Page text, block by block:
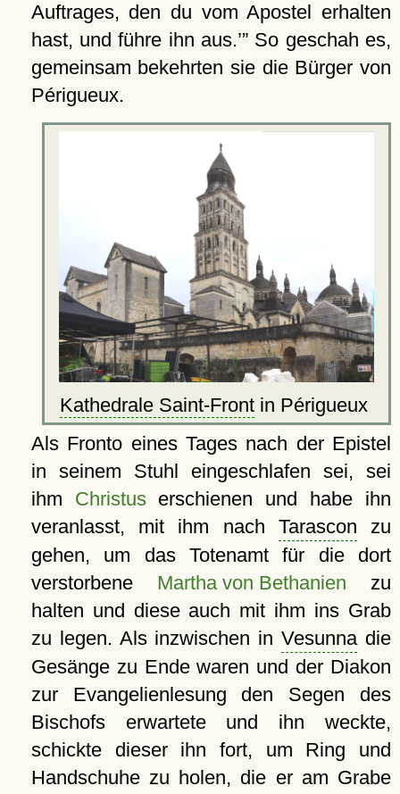
Auftrages, den du vom Apostel erhalten
hast, und führe ihn aus.
So geschah es,
gemeinsam bekehrten sie die Bürger von
Périgueux.
Kathedrale Saint-Front in Périgueux
Als Fronto eines Tages nach der Epistel
in seinem Stuhl eingeschlafen sei, sei
ihm Christuserschienen und habe ihn
veranlasst, mit ihm nach Tarascon zu
gehen, um das Totenamt für die dort
verstorbene Martha von Bethanien zu
halten und diese auch mit ihm ins Grab
zu legen. Als inzwischen inVesunnadie
Gesänge zu Ende waren und der Diakon
zur Evangelienlesung den Segen des
Bischofs erwartete und ihn weckte,
schickte dieser ihn fort, um Ring und
Handschuhe zu holen, die er am Grabe